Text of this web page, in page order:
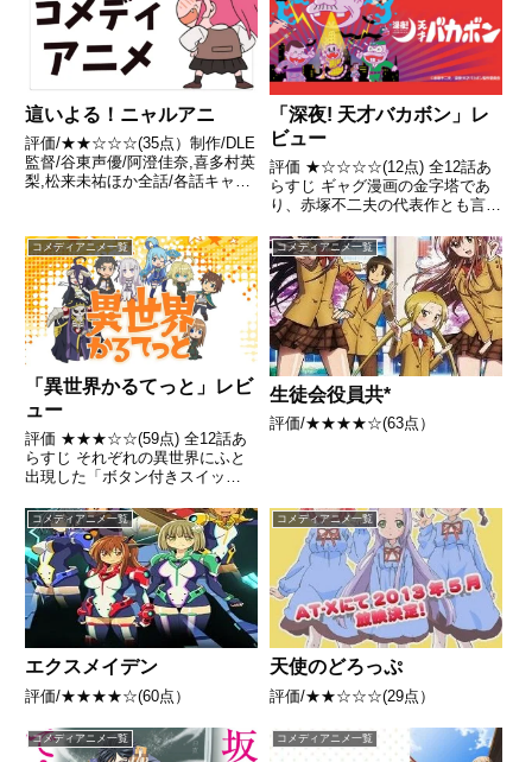
這いよる！ニャルアニ
評価/★★☆☆☆(35点）制作/DLE
監督/谷東声優/阿澄佳奈,喜多村英
梨,松来未祐ほか全話/各話キャプ
物に襲われるも突如現れた謎の少
女に救われる。その少女は、自身
がクトゥルー神話...
「深夜! 天才バカボン」レ
ビュー
評価 ★☆☆☆☆(12点) 全12話あ
らすじ ギャグ漫画の金字塔であ
り、赤塚不二夫の代表作とも言え
18年ぶりに、細川徹監督のオリ
ジナルストーリーでTVアニメ化
決定！引用- Wikipedia
コメディアニメ一覧
「異世界かるてっと」レビ
ュー
評価 ★★★☆☆(59点) 全12話あ
らすじ それぞれの異世界にふと
出現した「ボタン付きスイッ
しまったことで、学校と思われる
グラウンドへと飛ばされてしまう
引用- Wikipedia
コメディアニメ一覧
生徒会役員共*
評価/★★★★☆(63点）
コメディアニメ一覧
エクスメイデン
評価/★★★★☆(60点）
コメディアニメ一覧
天使のどろっぷ
評価/★★☆☆☆(29点）
コメディアニメ一覧 コメディアニメ一覧